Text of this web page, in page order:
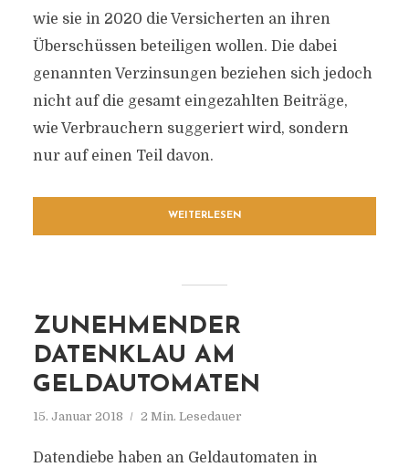
wie sie in 2020 die Versicherten an ihren
Überschüssen beteiligen wollen. Die dabei
genannten Verzinsungen beziehen sich jedoch
nicht auf die gesamt eingezahlten Beiträge,
wie Verbrauchern suggeriert wird, sondern
nur auf einen Teil davon.
WEITERLESEN
ZUNEHMENDER
DATENKLAU AM
GELDAUTOMATEN
15. Januar 2018 2 Min. Lesedauer
Datendiebe haben an Geldautomaten in